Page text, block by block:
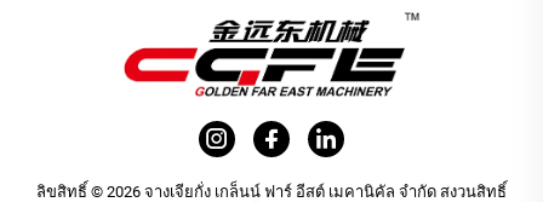
ลิขสิทธิ์ © 2026 จางเจียกั่ง เกล็นน์ ฟาร์ อีสต์ เมคานิคัล จำกัด สงวนสิทธิ์